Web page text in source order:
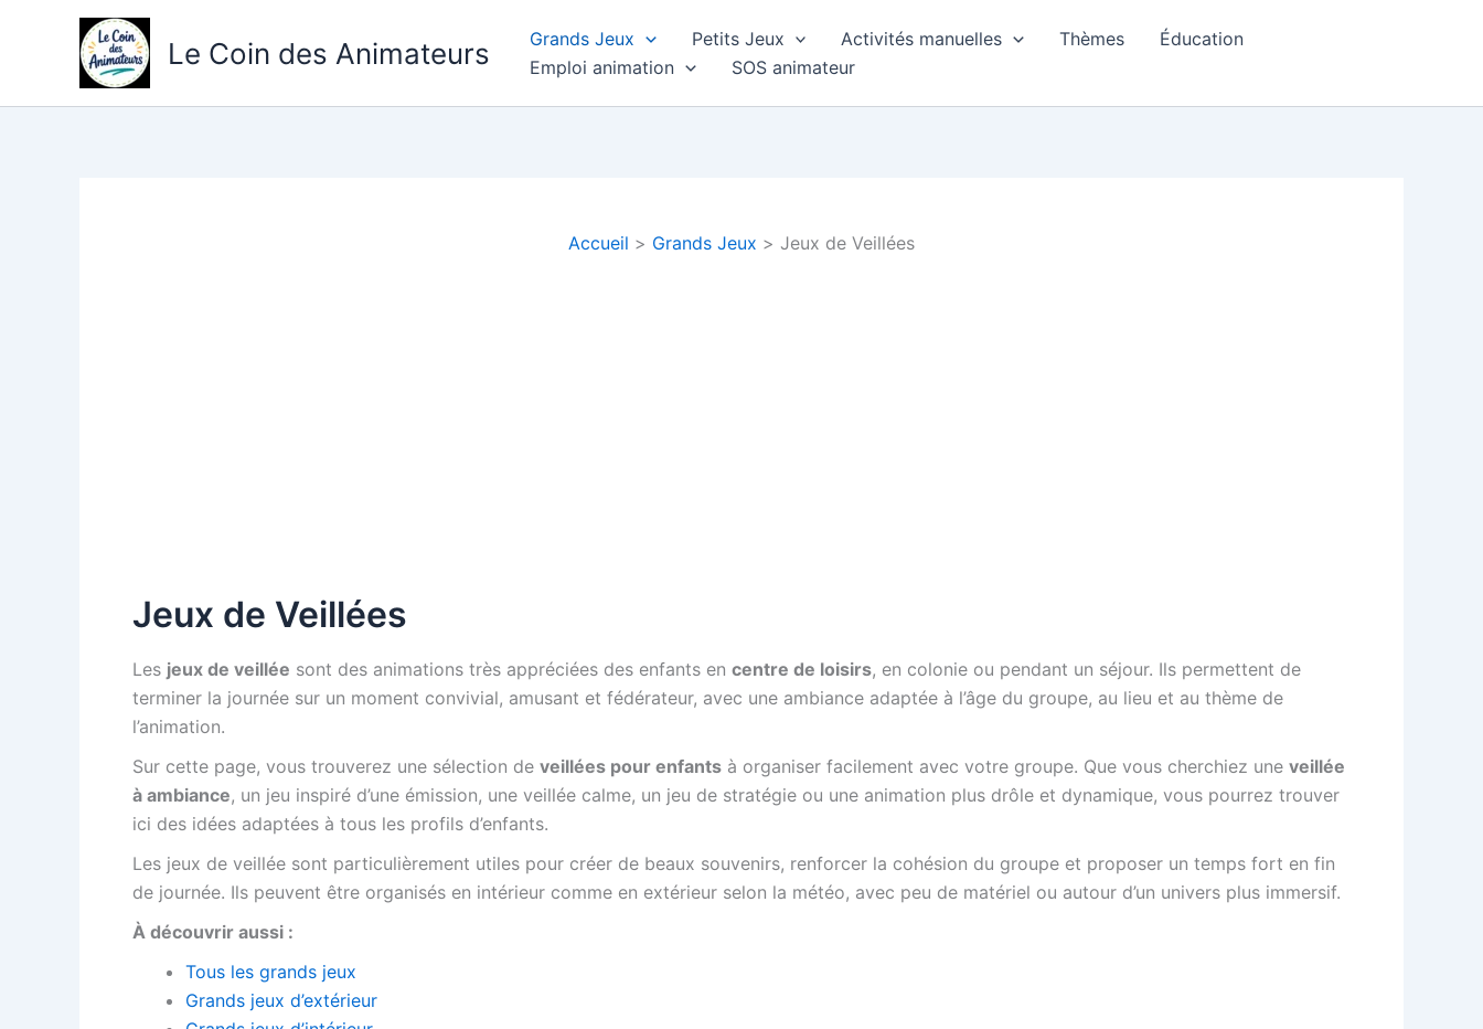
Le Coin des Animateurs Grands Jeux Petits Jeux Activités manuelles Thèmes
Éducation
Emploi animation
SOS animateur
Accueil Grands Jeux Jeux de Veillées
Jeux de Veillées
Les jeux de veillée sont des animations très appréciées des enfants en centre de loisirs, en colonie ou pendant un séjour. Ils permettent de
terminer la journée sur un moment convivial, amusant et fédérateur, avec une ambiance adaptée à l’âge du groupe, au lieu et au thème de
l’animation.
Sur cette page, vous trouverez une sélection de veillées pour enfants à organiser facilement avec votre groupe. Que vous cherchiez une veillée
à ambiance, un jeu inspiré d’une émission, une veillée calme, un jeu de stratégie ou une animation plus drôle et dynamique, vous pourrez trouver
ici des idées adaptées à tous les profils d’enfants.
Les jeux de veillée sont particulièrement utiles pour créer de beaux souvenirs, renforcer la cohésion du groupe et proposer un temps fort en fin
de journée. Ils peuvent être organisés en intérieur comme en extérieur selon la météo, avec peu de matériel ou autour d’un univers plus immersif.
À découvrir aussi :
Tous les grands jeux
Grands jeux d’extérieur